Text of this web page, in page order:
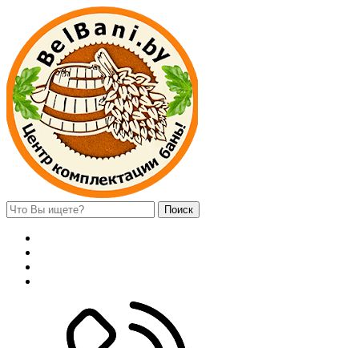
Поиск